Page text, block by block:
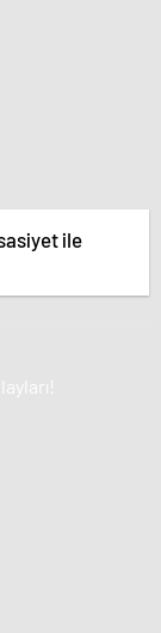
ile